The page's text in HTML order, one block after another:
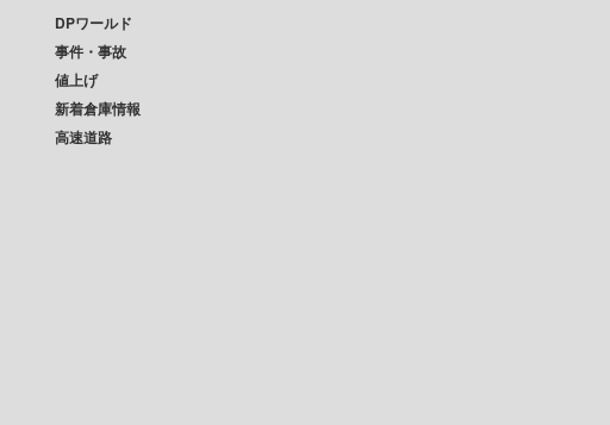
DPワールド
事件・事故
値上げ
新着倉庫情報
高速道路